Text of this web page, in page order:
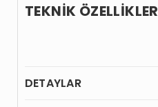
TEKNİK ÖZELLİKLER
DETAYLAR